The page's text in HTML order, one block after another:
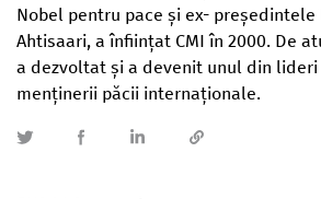
Nobel pentru pace și ex-
Ahtisaari, a înființat CMI în 2000. De
a dezvoltat și a devenit unul din
menținerii păcii internaționale.